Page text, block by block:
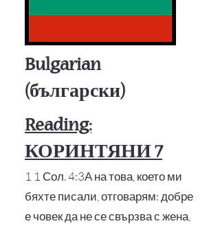
Bulgarian
(български)
Reading:
КОРИНТЯНИ 7
1 1 Сол. 4:3А на това, което ми
бяхте писали, отговарям: добре
е човек да не се свързва с жена,